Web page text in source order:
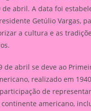
abril. A data foi
Getúlio Vargas,
a cultura e as
de abril se deve ao
realizado em
de
americano,